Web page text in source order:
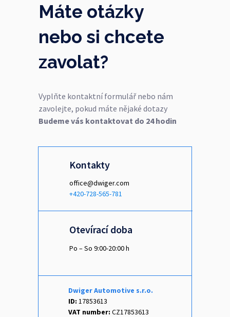
office@dwiger.com
+420-728-565-781
Kontakty
Po – So 9:00-20:00 h
Otevírací doba
Dwiger Automotive s.r.o.
ID: 17853613
VAT number: CZ17853613
Máte otázky
nebo si chcete
zavolat?
Vyplňte kontaktní formulář nebo nám
zavolejte, pokud máte nějaké dotazy
Budeme vás kontaktovat do 24 hodin